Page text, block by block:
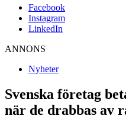
Facebook
Instagram
LinkedIn
ANNONS
Nyheter
Svenska företag
när de drabbas av